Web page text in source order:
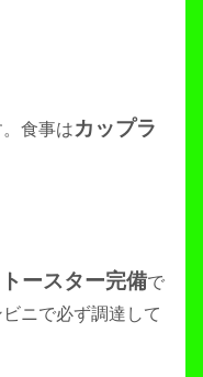
食事はカップラ
ースター完備で
ニで必ず調達して